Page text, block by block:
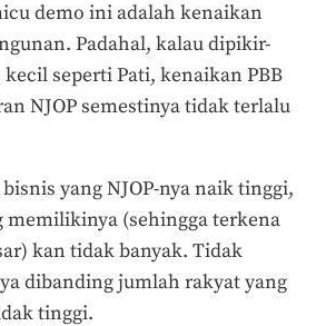
demo ini adalah kenaikan
Padahal, kalau dipikir-
seperti Pati, kenaikan PBB
NJOP semestinya tidak terlalu
yang NJOP-nya naik tinggi,
memilikinya (sehingga terkena
kan tidak banyak. Tidak
dibanding jumlah rakyat yang
tinggi.